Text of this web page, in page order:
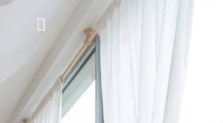
PřihlášeníNákupní
košík